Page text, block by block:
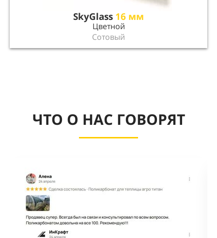
SkyGlass 16 мм
Цветной
Сотовый
ЧТО О НАС ГОВОРЯТ